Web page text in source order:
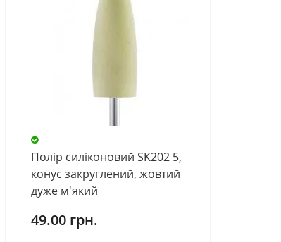
Полір силіконовий SK202 5,
конус закруглений, жовтий
дуже м'який
49.00 грн.